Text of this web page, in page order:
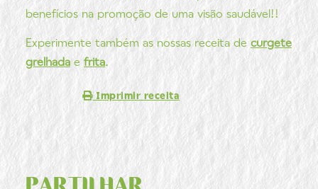
benefícios na promoção de uma visão saudável!!
Experimente também as nossas receita de curgete
grelhada e frita.
Imprimir receita
PARTILHAR